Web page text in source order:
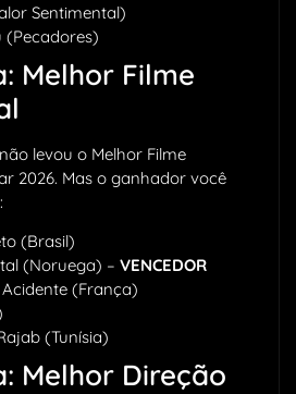
Sentimental)
(Pecadores)
Melhor Filme
levou o Melhor Filme
2026. Mas o ganhador você
(Brasil)
(Noruega) – VENCEDOR
(França)
(Tunísia)
Melhor Direção